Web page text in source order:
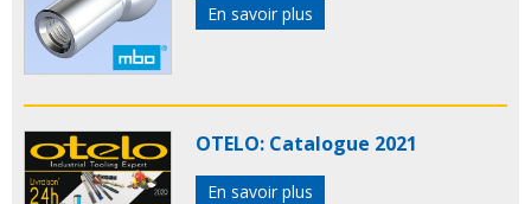
En savoir plus
OTELO: Catalogue 2021
En savoir plus